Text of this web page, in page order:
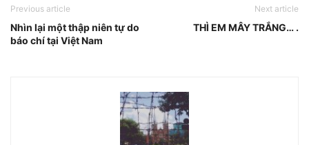
Previous article
Nhìn lại một thập niên tự do
báo chí tại Việt Nam
Next article
THÌ EM MÂY TRẮNG… .